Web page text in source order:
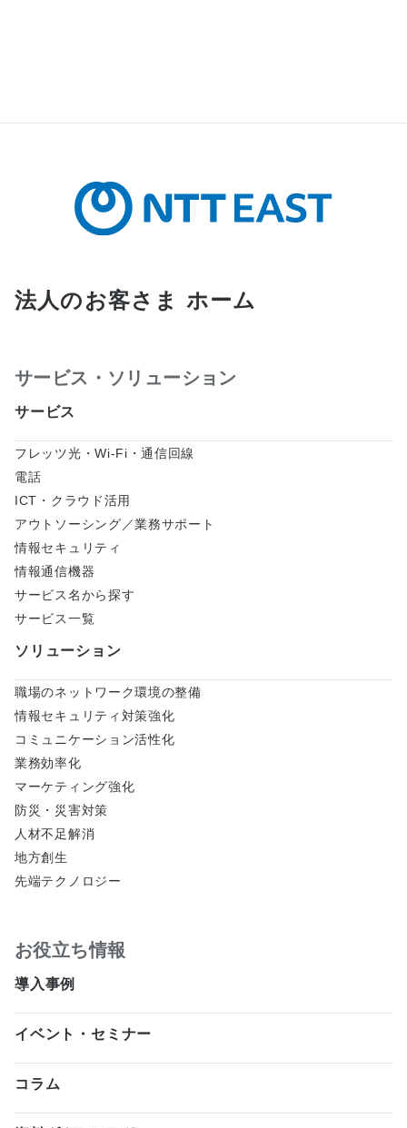
権利者の許諾を得ることなく、取扱説明書の内容の
全部または一部を複製したり、頒布、送信またはア
ップロードしたり、掲示、改ざんすることは、禁止
ることができます。 本サイトの電子取扱説明書には
印刷できないものもあります。あらかじめご了承下
本サイトは予告なく中止または内容を変更する場合
こうとした場合、ファイルによっては正しく表示さ
ファイルを開いてください。 該当する取扱説明書フ
ァイルのPDFアイコンを右クリックする。
「対象をファイルに保存」を選択し、ファイルをパ
ソコン上へダウンロードする。
ダウンロードしたファイルを実行する。
生じても弊社は一切の責任を負いませんことをあら
かじめご了承ください。
法人のお客さま ホーム
サービス・ソリューション
サービス
フレッツ光・Wi-Fi・通信回線
電話
ICT・クラウド活用
アウトソーシング／業務サポート
情報セキュリティ
情報通信機器
サービス名から探す
サービス一覧
ソリューション
職場のネットワーク環境の整備
情報セキュリティ対策強化
コミュニケーション活性化
業務効率化
マーケティング強化
防災・災害対策
人材不足解消
地方創生
先端テクノロジー
お役立ち情報
導入事例
イベント・セミナー
コラム